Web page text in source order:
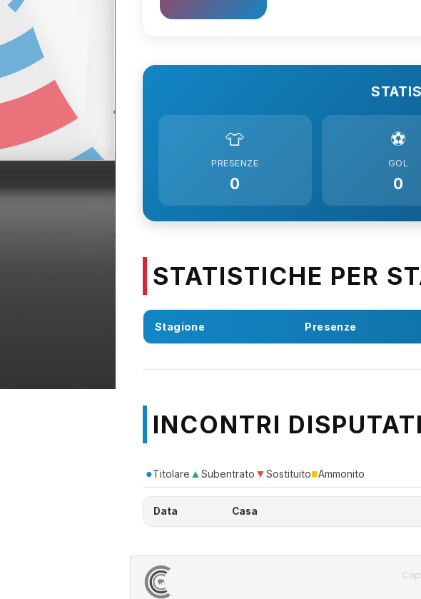
👕
PRESENZE
0
⚽
GOL
0
STATISTICHE PER
Stagione Presenze
INCONTRI DISPUTATI
●Titolare ▲Subentrato ▼Sostituito■Ammonito
Data Casa